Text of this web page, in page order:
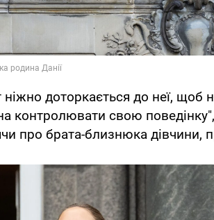
ніжно доторкається до неї, щоб
контролювати свою
про брата-близнюка дівчини,